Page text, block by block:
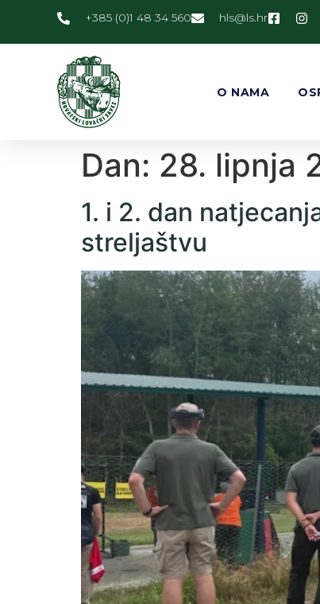
+385 (0)1 48 34 560 rh.sl
@slh
O NAMA
Dan: 28. lipnja
1. i 2. dan
streljaštvu